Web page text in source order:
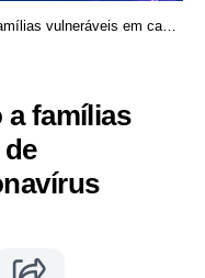
vulneráveis em caso
a famílias